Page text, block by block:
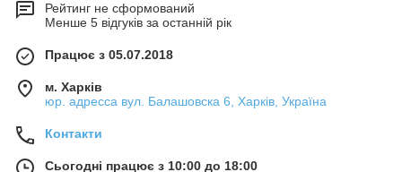
Рейтинг не сформований
Менше 5 відгуків за останній рік
Працює з 05.07.2018
м. Харків
юр. адресса вул. Балашовска 6, Харків, Україна
Контакти
Сьогодні працює з 10:00 до 18:00